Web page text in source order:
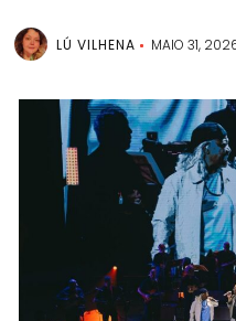
LÚ VILHENA MAIO 31,